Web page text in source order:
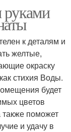
к деталям и
желтые,
окраску
стихия Воды.
будет
цветов
также поможет
и удачу в